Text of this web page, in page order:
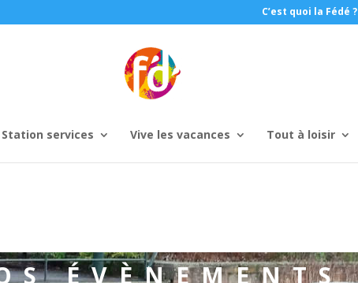
C’est quoi la Fédé ?
Station services Vive les vacances Tout à loisir
ÉVÈNEMENTS